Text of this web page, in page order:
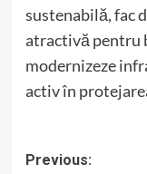
sustenabilă, fac
atractivă pentru
modernizeze
activ în
Post
Previous: